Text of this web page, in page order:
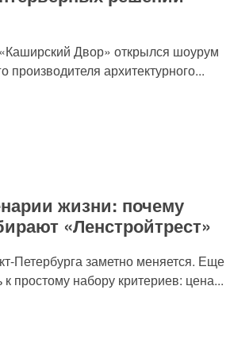
Двор» открылся шоурум
производителя архитектурного...
жизни: почему
«Ленстройтрест»
Петербурга заметно меняется. Еще
простому набору критериев: цена...